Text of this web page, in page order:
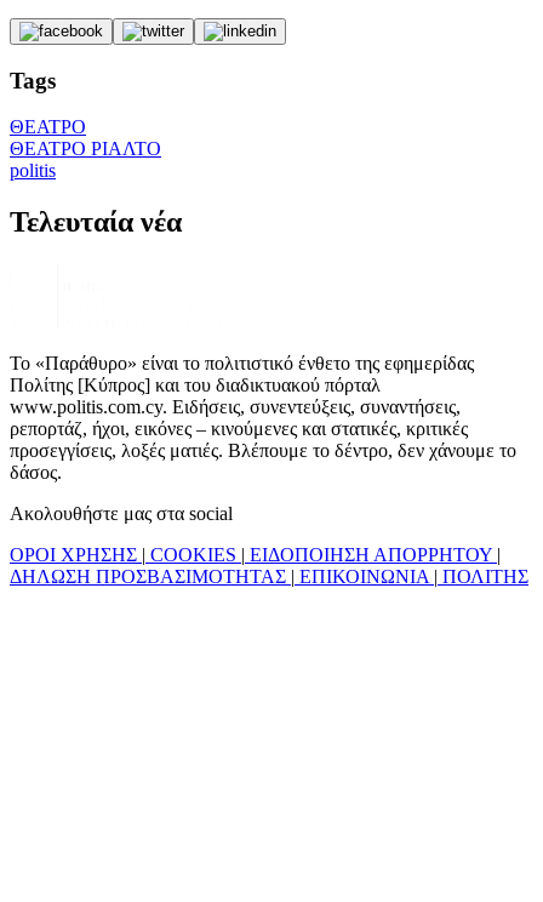
Tags
ΘΕΑΤΡΟ
ΘΕΑΤΡΟ ΡΙΑΛΤΟ
politis
Τελευταία νέα
Το «Παράθυρο» είναι το πολιτιστικό ένθετο της εφημερίδας
Πολίτης [Κύπρος] και του διαδικτυακού πόρταλ
www.politis.com.cy. Ειδήσεις, συνεντεύξεις, συναντήσεις,
ρεπορτάζ, ήχοι, εικόνες – κινούμενες και στατικές, κριτικές
προσεγγίσεις, λοξές ματιές. Βλέπουμε το δέντρο, δεν χάνουμε το
δάσος.
Ακολουθήστε μας στα social
ΟΡΟΙ ΧΡΗΣΗΣ | COOKIES | ΕΙΔΟΠΟΙΗΣΗ ΑΠΟΡΡΗΤΟΥ |
ΔΗΛΩΣΗ ΠΡΟΣΒΑΣΙΜΟΤΗΤΑΣ | ΕΠΙΚΟΙΝΩΝΙΑ | ΠΟΛΙΤΗΣ